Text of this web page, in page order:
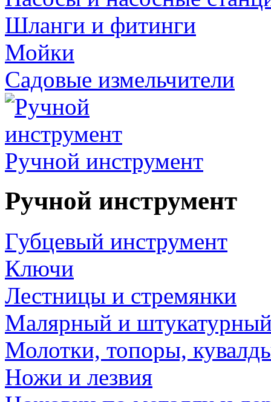
Шланги и фитинги
Мойки
Садовые измельчители
Ручной инструмент
Ручной инструмент
Губцевый инструмент
Ключи
Лестницы и стремянки
Малярный и
Молотки, топоры,
Ножи и лезвия